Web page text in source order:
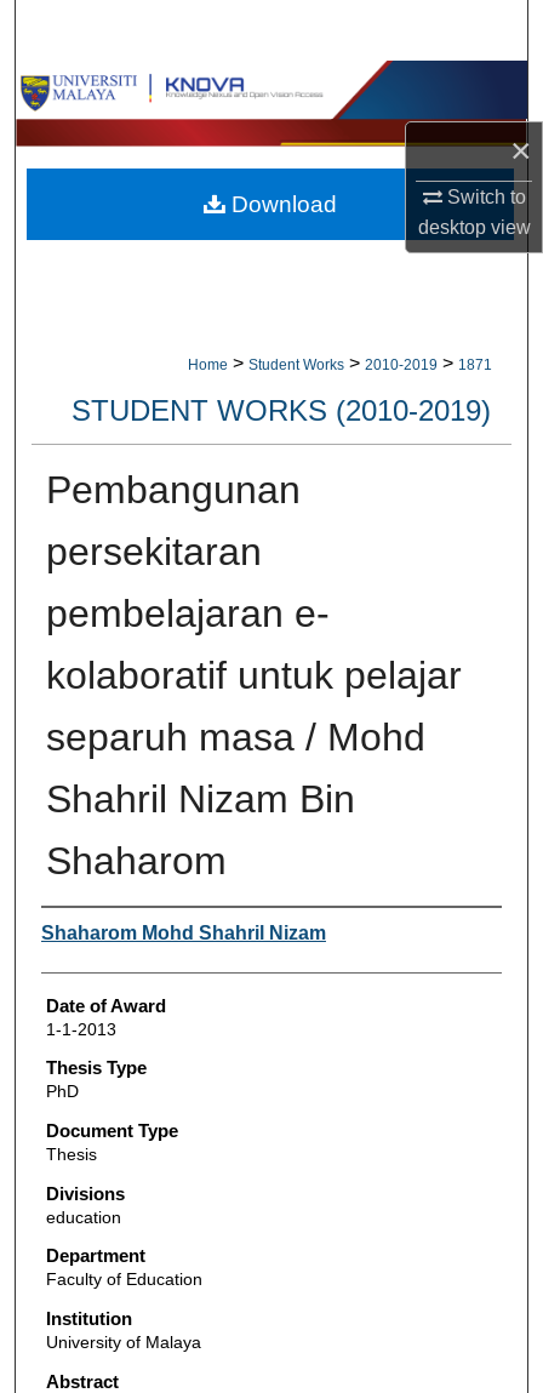
×
Switch to
desktopview
Browse Collections
My Account
About
Home > Student Works > 2010-2019 > 1871
STUDENT WORKS (2010-2019)
Pembangunan
persekitaran
pembelajaran e-
kolaboratif untuk pelajar
separuh masa / Mohd
Shahril Nizam Bin
Shaharom
Author
Shaharom Mohd Shahril Nizam
Date of Award
1-1-2013
Thesis Type
PhD
Document Type
Thesis
Divisions
education
Department
Faculty of Education
Institution
University of Malaya
Abstract
Download